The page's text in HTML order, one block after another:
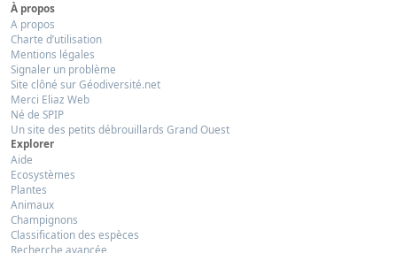
À propos
A propos
Charte d’utilisation
Mentions légales
Signaler un problème
Site clôné sur Géodiversité.net
Merci Eliaz Web
Né de SPIP
Un site des petits débrouillards Grand Ouest
Explorer
Aide
Ecosystèmes
Plantes
Animaux
Champignons
Classification des espèces
Recherche avancée